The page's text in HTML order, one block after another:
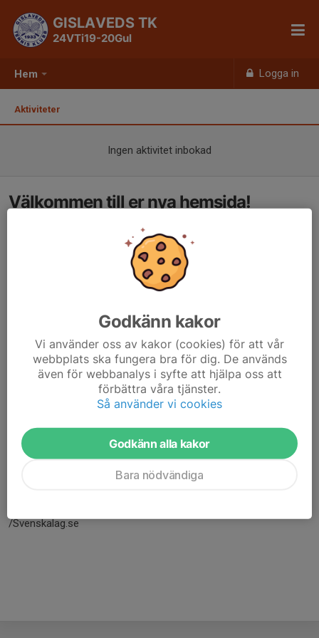
Hem Logga in
GISLAVEDS TK
24VTi19-20Gul
Aktiviteter
Ingen aktivitet inbokad
Välkommen till er nya hemsida!
Här hamnar automatiskt de senaste nyheterna på hemsidan. För
att kunna börja administrera hemsidan loggar du in högst upp till
/Svenskalag.se
Godkänn kakor
Vi använder oss av kakor (cookies) för att vår
webbplats ska fungera bra för dig. De används
även för webbanalys i syfte att hjälpa oss att
förbättra våra tjänster.
Så använder vi cookies
Godkänn alla kakor
Bara nödvändiga